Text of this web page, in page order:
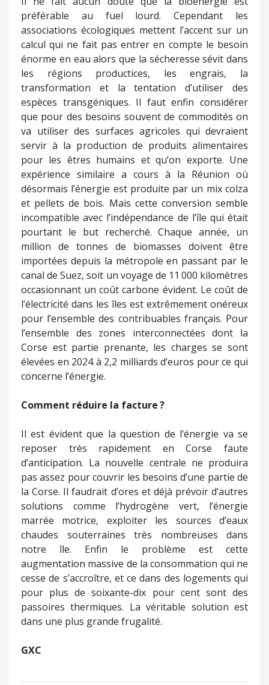
préférable au fuel lourd. Cependant les
associations écologiques mettent l’accent sur un
calcul qui ne fait pas entrer en compte le besoin
énorme en eau alors que la sécheresse sévit dans
les régions productices, les engrais, la
transformation et la tentation d’utiliser des
espèces transgéniques. Il faut enfin considérer
que pour des besoins souvent de commodités on
va utiliser des surfaces agricoles qui devraient
servir à la production de produits alimentaires
pour les êtres humains et qu’on exporte. Une
expérience similaire a cours à la Réunion où
désormais l’énergie est produite par un mix colza
et pellets de bois. Mais cette conversion semble
incompatible avec l’indépendance de l’île qui était
pourtant le but recherché. Chaque année, un
million de tonnes de biomasses doivent être
importées depuis la métropole en passant par le
canal de Suez, soit un voyage de 11 000 kilomètres
occasionnant un coût carbone évident. Le coût de
l’électricité dans les îles est extrêmement onéreux
pour l’ensemble des contribuables français. Pour
l’ensemble des zones interconnectées dont la
Corse est partie prenante, les charges se sont
élevées en 2024 à 2,2 milliards d’euros pour ce qui
concerne l’énergie.
Comment réduire la facture ?
Il est évident que la question de l’énergie va se
reposer très rapidement en Corse faute
d’anticipation. La nouvelle centrale ne produira
pas assez pour couvrir les besoins d’une partie de
la Corse. Il faudrait d’ores et déjà prévoir d’autres
solutions comme l’hydrogène vert, l’énergie
marrée motrice, exploiter les sources d’eaux
chaudes souterraines très nombreuses dans
notre île. Enfin le problème est cette
augmentation massive de la consommation qui ne
cesse de s’accroître, et ce dans des logements qui
pour plus de soixante-dix pour cent sont des
passoires thermiques. La véritable solution est
dans une plus grande frugalité.
GXC